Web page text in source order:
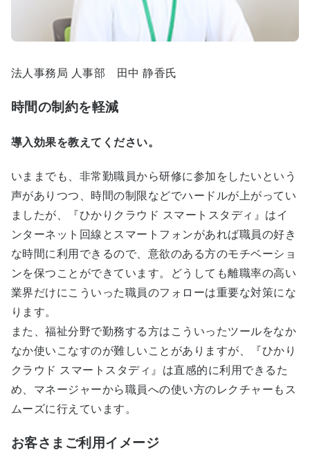
法人事務局 人事部 田中 静香氏
時間の制約を軽減
導入効果を教えてください。
いままでも、非常勤職員から研修に参加をしたいという
声がありつつ、時間の制限などでハードルが上がってい
ましたが、『ひかりクラウド スマートスタディ』はイ
ンターネット回線とスマートフォンがあれば職員の好き
な時間に利用できるので、意欲のある方のモチベーショ
ンを保つことができています。どうしても離職率の高い
業界だけにこういった職員のフォローは重要な対策にな
ります。
また、福祉分野で勤務する方はこういったツールをなか
なか使いこなすのが難しいことがありますが、『ひかり
クラウド スマートスタディ』は直感的に利用できるた
め、マネージャーから職員への使い方のレクチャーもス
ムーズに行えています。
お客さまご利用イメージ